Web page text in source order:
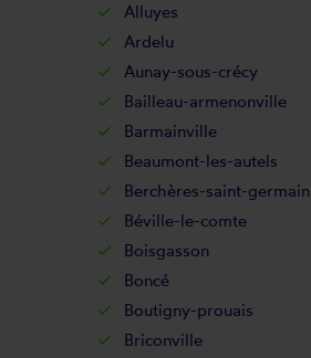
Alluyes
Ardelu
Aunay-sous-crécy
Bailleau-armenonville
Barmainville
Beaumont-les-autels
Berchères-saint-germain
Béville-le-comte
Boisgasson
Boncé
Boutigny-prouais
Briconville